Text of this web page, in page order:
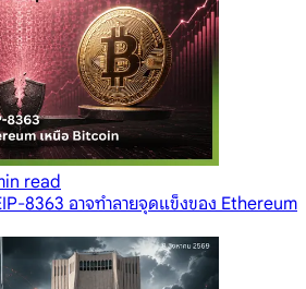
read
8363 อาจทำลายจุดแข็งของ Ethereum